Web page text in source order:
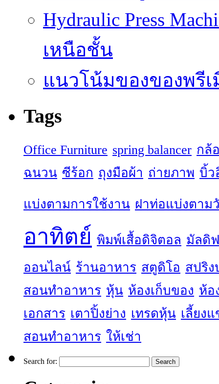
Hydraulic Press
เหนือชั้น
แนวโน้มของของพรี
Tags
Office Furniture spring balancer กล้
ฉนวน ซีร้อก ถุงมือผ้า ถ่ายภาพ บิ้ว
แบ่งตามการใช้งาน ฝาท่อแบ่งตาม
อาทิตย์ พิมพ์เสื้อดิจิตอล มัลดิ
ออนไลน์ ร้านอาหาร สตูดิโอ สปริง
สอนทำอาหาร หุ้น ห้องเก็บของ ห้อ
เอกสาร เตาปิ้งย่าง เทรดหุ้น เลี้ยง
สอนทำอาหาร ให้เช่า
Search for: